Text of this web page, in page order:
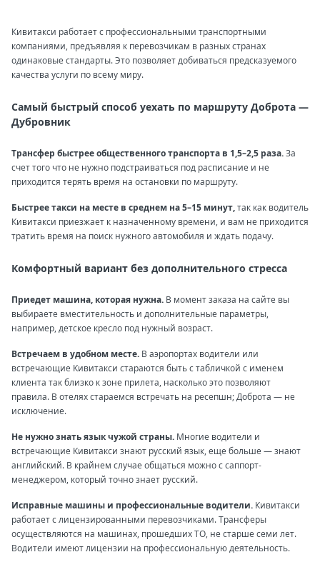
Кивитакси работает с профессиональными транспортными
компаниями, предъявляя к перевозчикам в разных странах
одинаковые стандарты. Это позволяет добиваться предсказуемого
качества услуги по всему миру.
Самый быстрый способ уехать по маршруту Доброта —
Дубровник
Трансфер быстрее общественного транспорта в 1,5–2,5 раза.За
счет того что не нужно подстраиваться под расписание и не
приходится терять время на остановки по маршруту.
Быстрее такси на месте в среднем на 5–15 минут,так как водитель
Кивитакси приезжает к назначенному времени, и вам не приходится
тратить время на поиск нужного автомобиля и ждать подачу.
Комфортный вариант без дополнительного стресса
Приедет машина, которая нужна. В момент заказа на сайте вы
выбираете вместительность и дополнительные параметры,
например, детское кресло под нужный возраст.
Встречаем в удобном месте. В аэропортах водители или
встречающие Кивитакси стараются быть с табличкой с именем
клиента так близко к зоне прилета, насколько это позволяют
правила. В отелях стараемся встречать на ресепшн; Доброта — не
исключение.
Не нужно знать язык чужой страны. Многие водители и
встречающие Кивитакси знают русский язык, еще больше — знают
английский. В крайнем случае общаться можно с саппорт-
менеджером, который точно знает русский.
Исправные машины и профессиональные водители. Кивитакси
работает с лицензированными перевозчиками. Трансферы
осуществляются на машинах, прошедших ТО, не старше семи лет.
Водители имеют лицензии на профессиональную деятельность.